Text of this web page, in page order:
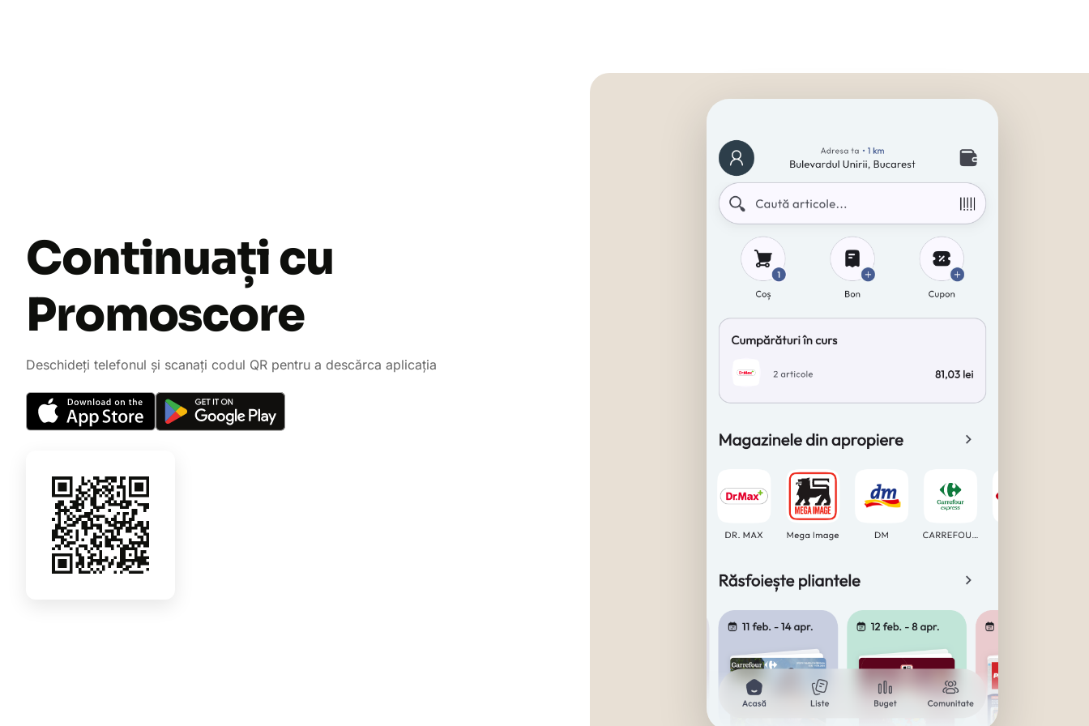
Continuați cu
Promoscore
Deschideți telefonul și scanați codul QR pentru a descărca aplicația